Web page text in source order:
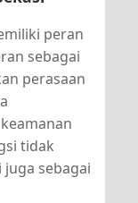
peran
sebagai
perasaan
tidak
sebagai